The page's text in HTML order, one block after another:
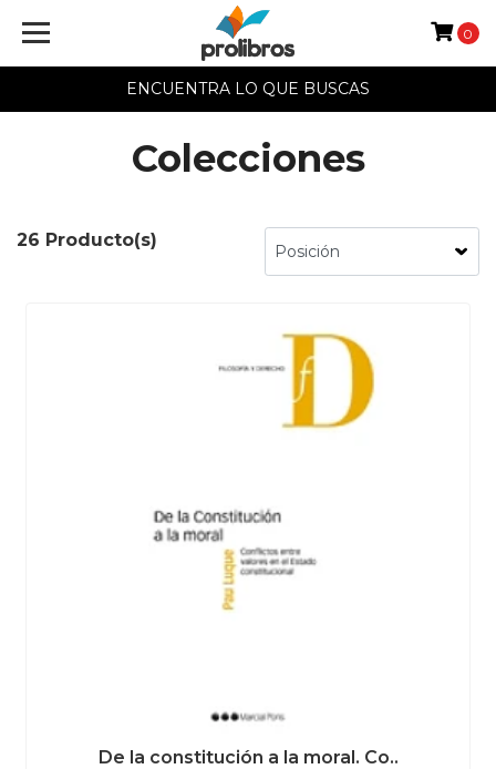
ENCUENTRA LO QUE BUSCAS
0
Colecciones
26 Producto(s)
De la constitución a la moral. Co..